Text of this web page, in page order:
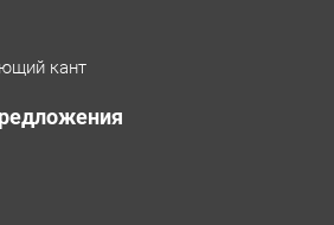
кант